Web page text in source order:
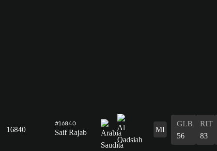
16840
#16840
Saif Rajab MI
GLB
56
RIT
83